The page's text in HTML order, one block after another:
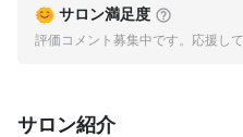
サロン満足度
評価コメント募集中です。応援し
サロン紹介